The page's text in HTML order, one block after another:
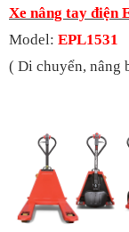
Xe nâng tay điện
Model: EPL1531
( Di chuyển, nâng